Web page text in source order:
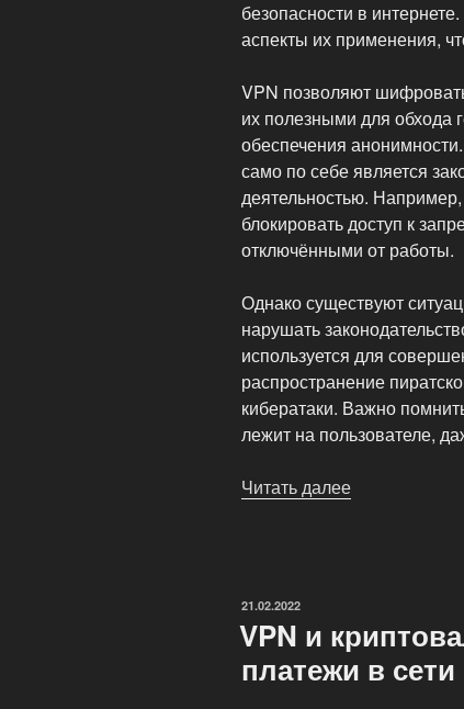
безопасности в
аспекты их применения,
VPN позволяют
их полезными для обхода
обеспечения
само по себе является
деятельностью.
блокировать доступ к
отключёнными от работы.
Однако существуют
нарушать
используется для
распространение
кибератаки. Важно
лежит на пользователе,
Читать далее
а
что
ОПУБЛИКОВАНО
21.02.2022
VPN и
платежи в сети